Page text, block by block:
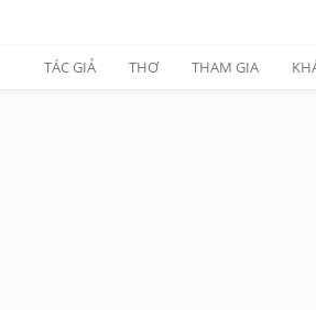
TÁC GIẢ THƠ THAM GIA